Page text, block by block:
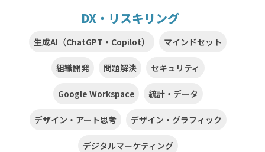
DX・リスキリング
生成AI（ChatGPT・Copilot） マインドセット
組織開発 問題解決 セキュリティ
Google Workspace 統計・データ
デザイン・アート思考 デザイン・グラフィック
デジタルマーケティング